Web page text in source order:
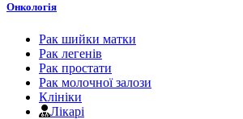
Онкологія
Рак шийки матки
Рак легенів
Рак простати
Рак молочної залози
Клініки
Лікарі